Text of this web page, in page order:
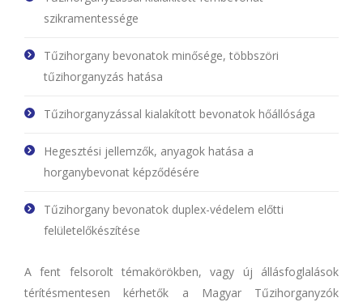
szikramentessége
Tűzihorgany bevonatok minősége, többszöri
tűzihorganyzás hatása
Tűzihorganyzással kialakított bevonatok hőállósága
Hegesztési jellemzők, anyagok hatása a
horganybevonat képződésére
Tűzihorgany bevonatok duplex-védelem előtti
felületelőkészítése
A fent felsorolt témakörökben, vagy új állásfoglalások
térítésmentesen kérhetők a Magyar Tűzihorganyzók